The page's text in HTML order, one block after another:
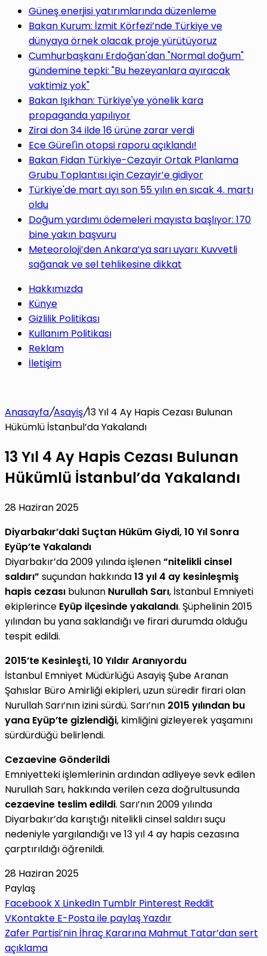
Güneş enerjisi yatırımlarında düzenleme
Bakan Kurum: İzmit Körfezi’nde Türkiye ve
dünyaya örnek olacak proje yürütüyoruz
Cumhurbaşkanı Erdoğan'dan "Normal doğum"
gündemine tepki: "Bu hezeyanlara ayıracak
vaktimiz yok"
Bakan Işıkhan: Türkiye'ye yönelik kara
propaganda yapılıyor
Zirai don 34 ilde 16 ürüne zarar verdi
Ece Gürel'in otopsi raporu açıklandı!
Bakan Fidan Türkiye-Cezayir Ortak Planlama
Grubu Toplantısı için Cezayir’e gidiyor
Türkiye'de mart ayı son 55 yılın en sıcak 4. martı
oldu
Doğum yardımı ödemeleri mayısta başlıyor: 170
bine yakın başvuru
Meteoroloji’den Ankara’ya sarı uyarı: Kuvvetli
sağanak ve sel tehlikesine dikkat
Hakkımızda
Künye
Gizlilik Politikası
Kullanım Politikası
Reklam
İletişim
Anasayfa/Asayiş/13 Yıl 4 Ay Hapis Cezası Bulunan
Hükümlü İstanbul’da Yakalandı
13 Yıl 4 Ay Hapis Cezası Bulunan
Hükümlü İstanbul’da Yakalandı
28 Haziran 2025
Diyarbakır’daki Suçtan Hüküm Giydi, 10 Yıl Sonra
Eyüp’te Yakalandı
Diyarbakır’da 2009 yılında işlenen“nitelikli cinsel
saldırı” suçundan hakkında13 yıl 4 ay kesinleşmiş
hapis cezası bulunan Nurullah Sarı, İstanbul Emniyeti
ekiplerince Eyüp ilçesinde yakalandı. Şüphelinin 2015
yılından bu yana saklandığı ve firari durumda olduğu
tespit edildi.
2015’te Kesinleşti, 10 Yıldır Aranıyordu
İstanbul Emniyet Müdürlüğü Asayiş Şube Aranan
Şahıslar Büro Amirliği ekipleri, uzun süredir firari olan
Nurullah Sarı’nın izini sürdü. Sarı’nın 2015 yılından bu
yana Eyüp’te gizlendiği, kimliğini gizleyerek yaşamını
sürdürdüğü belirlendi.
Cezaevine Gönderildi
Emniyetteki işlemlerinin ardından adliyeye sevk edilen
Nurullah Sarı, hakkında verilen ceza doğrultusunda
cezaevine teslim edildi. Sarı’nın 2009 yılında
Diyarbakır’da karıştığı nitelikli cinsel saldırı suçu
nedeniyle yargılandığı ve 13 yıl 4 ay hapis cezasına
çarptırıldığı öğrenildi.
28 Haziran 2025
Paylaş
Facebook X LinkedIn Tumblr Pinterest Reddit
VKontakte E-Posta ile paylaşYazdır
Zafer Partisi’nin İhraç Kararına Mahmut Tatar’dan sert
açıklama